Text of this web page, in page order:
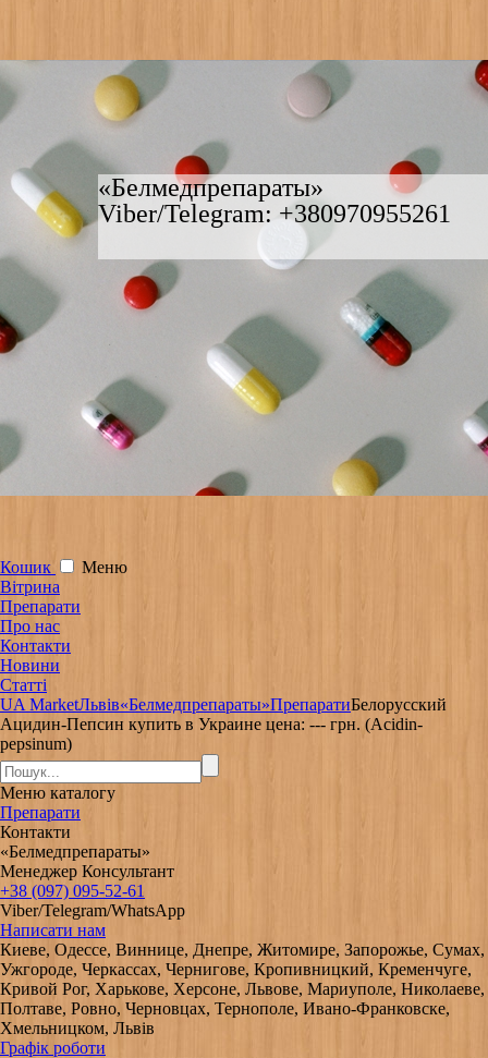
«Белмедпрепараты»
Viber/Telegram: +380970955261
Кошик
Меню
Вітрина
Препарати
Про нас
Контакти
Новини
Статті
UA MarketЛьвів«Белмедпрепараты»ПрепаратиБелорусский
Ацидин-Пепсин купить в Украине цена: --- грн. (Acidin-
pepsinum)
Меню каталогу
Препарати
Контакти
«Белмедпрепараты»
Менеджер Консультант
+38 (097) 095-52-61
Viber/Telegram/WhatsApp
Написати нам
Киеве, Одессе, Виннице, Днепре, Житомире, Запорожье, Сумах,
Ужгороде, Черкассах, Чернигове, Кропивницкий, Кременчуге,
Кривой Рог, Харькове, Херсоне, Львове, Мариуполе, Николаеве,
Полтаве, Ровно, Черновцах, Тернополе, Ивано-Франковске,
Хмельницком, Львів
Графік роботи